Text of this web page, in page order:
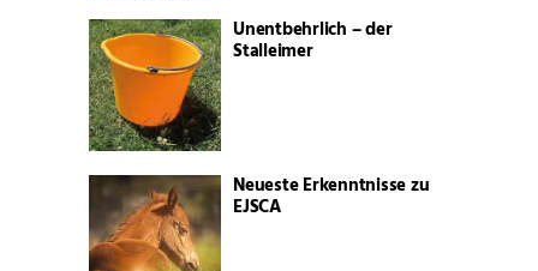
Unentbehrlich – der
Stalleimer
Neueste Erkenntnisse zu
EJSCA